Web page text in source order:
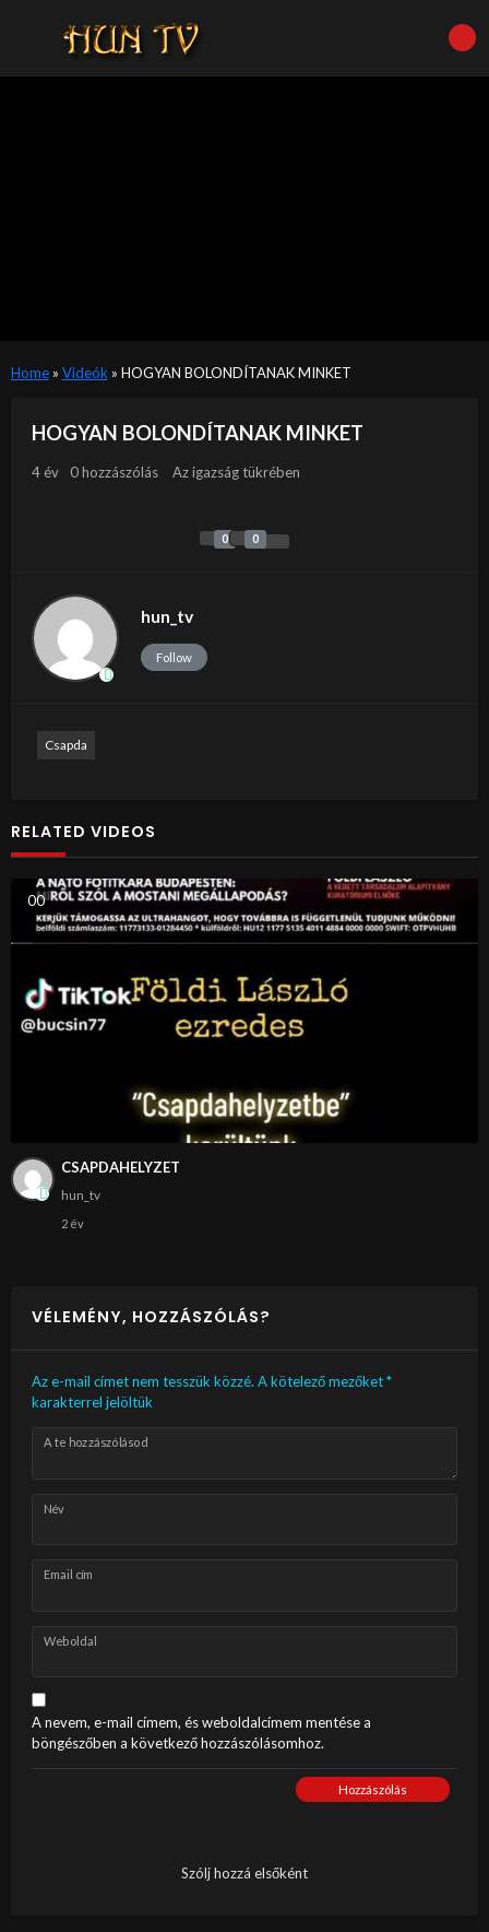
Home» Videók » HOGYAN BOLONDÍTANAK MINKET
HOGYAN BOLONDÍTANAK MINKET
4 év 0 hozzászólás Az igazság tükrében
0 0
hun_tv
Follow
Csapda
RELATED VIDEOS
00
CSAPDAHELYZET
hun_tv
2 év
VÉLEMÉNY, HOZZÁSZÓLÁS?
Az e-mail címet nem tesszük közzé. A kötelező mezőket*
karakterrel jelöltük
A te hozzászólásod
Név
Email cím
Weboldal
A nevem, e-mail címem, és weboldalcímem mentése a
böngészőben a következő hozzászólásomhoz.
Hozzászólás
Szólj hozzá elsőként